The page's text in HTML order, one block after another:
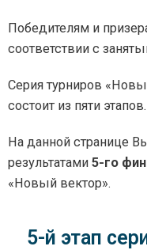
Победителям и
соответствии с
Серия турниров
состоит из пяти этапов.
На данной странице
результатами 5-го
«Новый вектор».
5-й этап